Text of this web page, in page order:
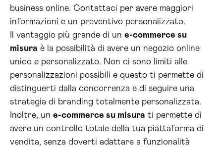
business online. Contattaci per avere maggiori
informazioni e un preventivo personalizzato.
Il vantaggio più grande di un e-commerce su
misura è la possibilità di avere un negozio online
unico e personalizzato. Non ci sono limiti alle
personalizzazioni possibili e questo ti permette di
distinguerti dalla concorrenza e di seguire una
strategia di branding totalmente personalizzata.
Inoltre, un e-commerce su misura ti permette di
avere un controllo totale della tua piattaforma di
vendita, senza doverti adattare a funzionalità